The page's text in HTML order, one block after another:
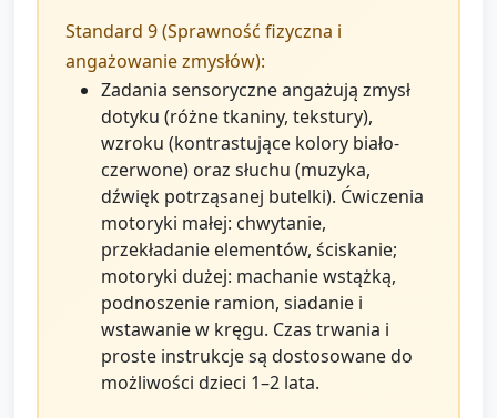
Standard 9 (Sprawność fizyczna i
angażowanie zmysłów):
Zadania sensoryczne angażują zmysł
dotyku (różne tkaniny, tekstury),
wzroku (kontrastujące kolory biało-
czerwone) oraz słuchu (muzyka,
dźwięk potrząsanej butelki). Ćwiczenia
motoryki małej: chwytanie,
przekładanie elementów, ściskanie;
motoryki dużej: machanie wstążką,
podnoszenie ramion, siadanie i
wstawanie w kręgu. Czas trwania i
proste instrukcje są dostosowane do
możliwości dzieci 1–2 lata.